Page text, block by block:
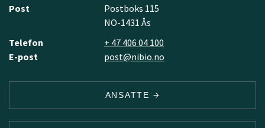
Post
Postboks 115
NO-1431 Ås
Telefon
+ 47 406 04 100
E-post
post@nibio.no
ANSATTE